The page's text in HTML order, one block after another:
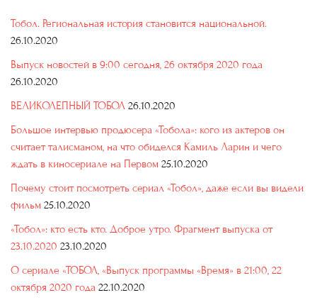
Тобол. Региональная история становится национальной.
26.10.2020
Выпуск новостей в 9:00 сегодня, 26 октября 2020 года
26.10.2020
ВЕЛИКОЛЕПНЫЙ ТОБОЛ 26.10.2020
Большое интервью продюсера «Тобола»: кого из актеров он
считает талисманом, на что обиделся Камиль Ларин и чего
ждать в киносериале на Первом 25.10.2020
Почему стоит посмотреть сериал «Тобол», даже если вы видели
фильм 25.10.2020
«Тобол»: кто есть кто. Доброе утро. Фрагмент выпуска от
23.10.2020 23.10.2020
О сериале «ТОБОЛ, «Выпуск программы «Время» в 21:00, 22
октября 2020 года 22.10.2020